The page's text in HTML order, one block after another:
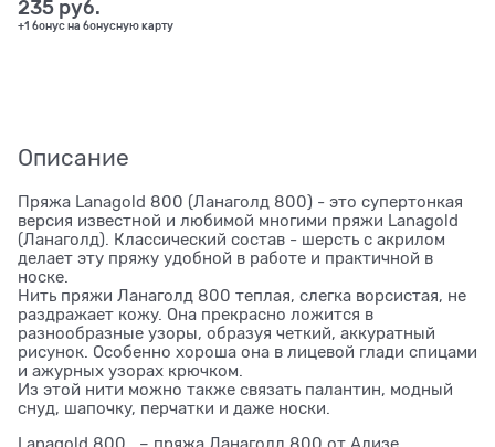
235 руб.
+1 бонус на бонусную карту
Описание
Пряжа Lanagold 800 (Ланаголд 800) - это супертонкая
версия известной и любимой многими пряжи Lanagold
(Ланаголд). Классический состав - шерсть с акрилом
делает эту пряжу удобной в работе и практичной в
носке.
Нить пряжи Ланаголд 800 теплая, слегка ворсистая, не
раздражает кожу. Она прекрасно ложится в
разнообразные узоры, образуя четкий, аккуратный
рисунок. Особенно хороша она в лицевой глади спицами
и ажурных узорах крючком.
Из этой нити можно также связать палантин, модный
снуд, шапочку, перчатки и даже носки.
Lanagold 800 – пряжа Ланаголд 800 от Ализе